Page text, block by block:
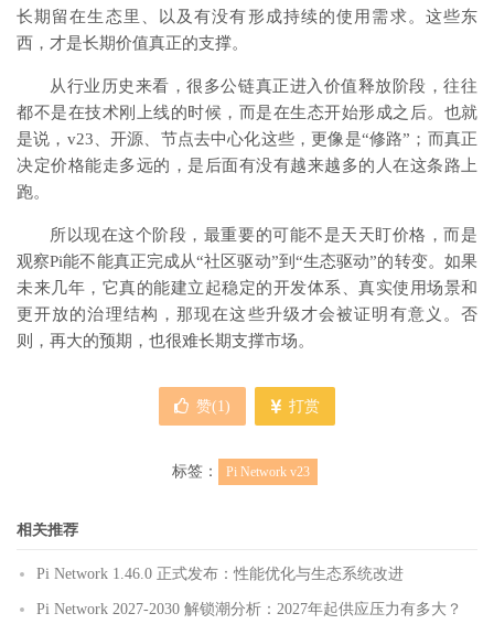
长期留在生态里、以及有没有形成持续的使用需求。这些东
西，才是长期价值真正的支撑。
从行业历史来看，很多公链真正进入价值释放阶段，往往
都不是在技术刚上线的时候，而是在生态开始形成之后。也就
是说，v23、开源、节点去中心化这些，更像是“修路”；而真正
决定价格能走多远的，是后面有没有越来越多的人在这条路上
跑。
所以现在这个阶段，最重要的可能不是天天盯价格，而是
观察Pi能不能真正完成从“社区驱动”到“生态驱动”的转变。如果
未来几年，它真的能建立起稳定的开发体系、真实使用场景和
更开放的治理结构，那现在这些升级才会被证明有意义。否
则，再大的预期，也很难长期支撑市场。
赞(1 ) 打赏
标签： Pi Network v23
相关推荐
Pi Network 1.46.0 正式发布：性能优化与生态系统改进
Pi Network 2027-2030 解锁潮分析：2027年起供应压力有多大？